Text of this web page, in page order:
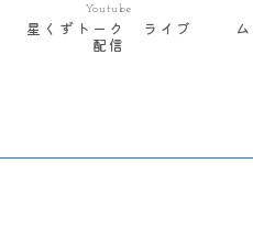
Youtube
星くずトーク ライブ
配信